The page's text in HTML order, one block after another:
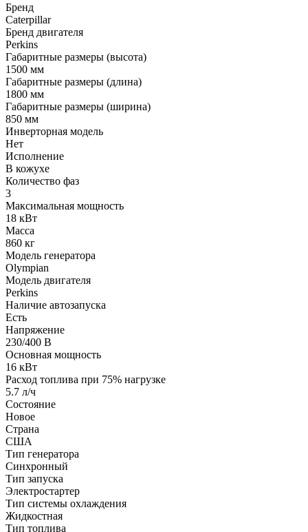
Бренд
Caterpillar
Бренд двигателя
Perkins
Габаритные размеры (высота)
1500 мм
Габаритные размеры (длина)
1800 мм
Габаритные размеры (ширина)
850 мм
Инверторная модель
Нет
Исполнение
В кожухе
Количество фаз
3
Максимальная мощность
18 кВт
Масса
860 кг
Модель генератора
Olympian
Модель двигателя
Perkins
Наличие автозапуска
Есть
Напряжение
230/400 В
Основная мощность
16 кВт
Расход топлива при 75% нагрузке
5.7 л/ч
Состояние
Новое
Страна
США
Тип генератора
Синхронный
Тип запуска
Электростартер
Тип системы охлаждения
Жидкостная
Тип топлива